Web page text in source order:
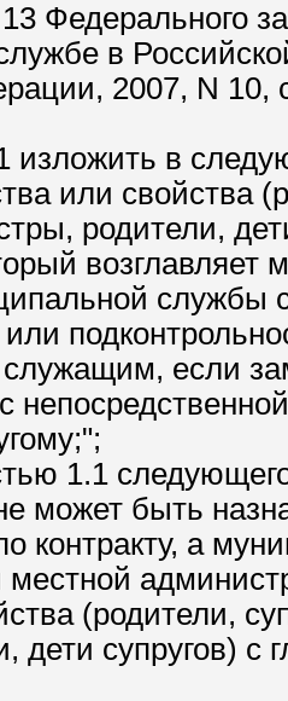
Федерального
в
2007, N 10,
изложить в
или свойства
родители,
службы
если
1.1
может быть
контракту, а
(родители,
дети супругов) с